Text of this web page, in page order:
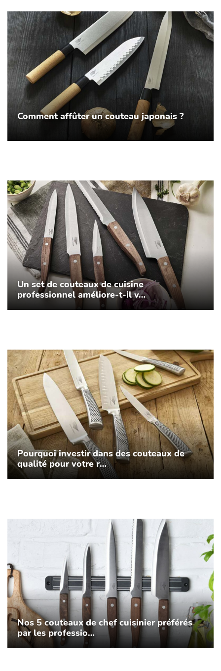
Comment affûter un couteau japonais ?
Un set de couteaux de cuisine
professionnel améliore-t-il v…
Pourquoi investir dans des couteaux de
qualité pour votre r…
Nos 5 couteaux de chef cuisinier préférés
par les professio…